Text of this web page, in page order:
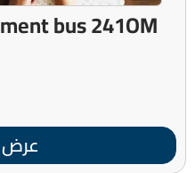
bus 241OM
عرض